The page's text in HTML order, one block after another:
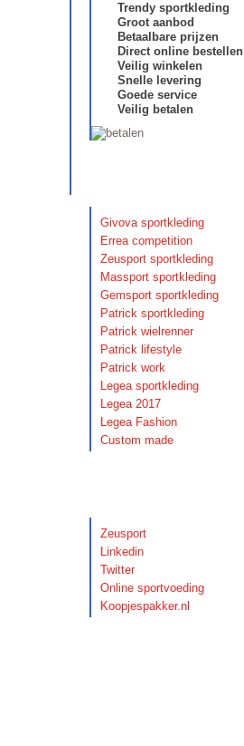
Trendy sportkleding
Groot aanbod
Betaalbare prijzen
Direct online bestellen
Veilig winkelen
Snelle levering
Goede service
Veilig betalen
Givova sportkleding
Errea competition
Zeusport sportkleding
Massport sportkleding
Gemsport sportkleding
Patrick sportkleding
Patrick wielrenner
Patrick lifestyle
Patrick work
Legea sportkleding
Legea 2017
Legea Fashion
Custom made
Zeusport
Linkedin
Twitter
Online sportvoeding
Koopjespakker.nl